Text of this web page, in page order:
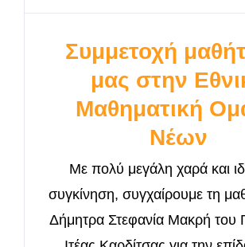
Συμμετοχή
μας στην
Μαθηματική
Νέων
Με πολύ μεγάλη χαρά και
συγκίνηση, συγχαίρουμε τη
Δήμητρα Στεφανία Μακρή του